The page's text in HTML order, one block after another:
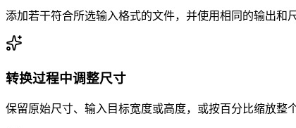
添加若干符合所选输入格式的文件，并使用相同的输出和
转换过程中调整尺寸
保留原始尺寸、输入目标宽度或高度，或按百分比缩放整个